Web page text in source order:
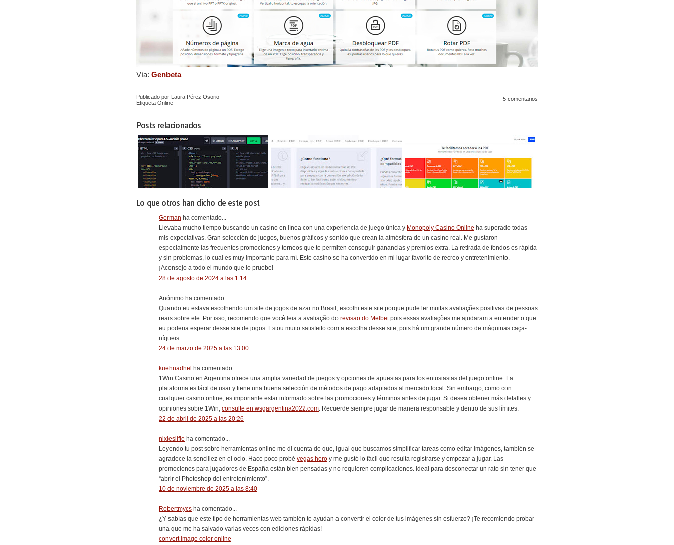
Vía: Genbeta
Publicado por Laura Pérez Osorio
Etiqueta Online
5 comentarios
Posts relacionados
Lo que otros han dicho de este post
German ha comentado...
Llevaba mucho tiempo buscando un casino en línea con una experiencia de juego única y Monopoly Casino Online ha superado todas
mis expectativas. Gran selección de juegos, buenos gráficos y sonido que crean la atmósfera de un casino real. Me gustaron
especialmente las frecuentes promociones y torneos que te permiten conseguir ganancias y premios extra. La retirada de fondos es rápida
y sin problemas, lo cual es muy importante para mí. Este casino se ha convertido en mi lugar favorito de recreo y entretenimiento.
¡Aconsejo a todo el mundo que lo pruebe!
28 de agosto de 2024 a las 1:14
Anónimo ha comentado...
Quando eu estava escolhendo um site de jogos de azar no Brasil, escolhi este site porque pude ler muitas avaliações positivas de pessoas
reais sobre ele. Por isso, recomendo que você leia a avaliação do revisao do Melbetpois essas avaliações me ajudaram a entender o que
eu poderia esperar desse site de jogos. Estou muito satisfeito com a escolha desse site, pois há um grande número de máquinas caça-
níqueis.
24 de marzo de 2025 a las 13:00
kuehnadhel
ha comentado...
1Win Casino en Argentina ofrece una amplia variedad de juegos y opciones de apuestas para los entusiastas del juego online. La
plataforma es fácil de usar y tiene una buena selección de métodos de pago adaptados al mercado local. Sin embargo, como con
cualquier casino online, es importante estar informado sobre las promociones y términos antes de jugar. Si desea obtener más detalles y
opiniones sobre 1Win, consulte en wsgargentina2022.com. Recuerde siempre jugar de manera responsable y dentro de sus límites.
22 de abril de 2025 a las 20:26
nixiesilfie ha comentado...
Leyendo tu post sobre herramientas online me di cuenta de que, igual que buscamos simplificar tareas como editar imágenes, también se
agradece la sencillez en el ocio. Hace poco probé vegas hero y me gustó lo fácil que resulta registrarse y empezar a jugar. Las
promociones para jugadores de España están bien pensadas y no requieren complicaciones. Ideal para desconectar un rato sin tener que
“abrir el Photoshop del entretenimiento”.
10 de noviembre de 2025 a las 8:40
Robertmycs ha comentado...
¿Y sabías que este tipo de herramientas web también te ayudan a convertir el color de tus imágenes sin esfuerzo? ¡Te recomiendo probar
una que me ha salvado varias veces con ediciones rápidas!
convert image color online